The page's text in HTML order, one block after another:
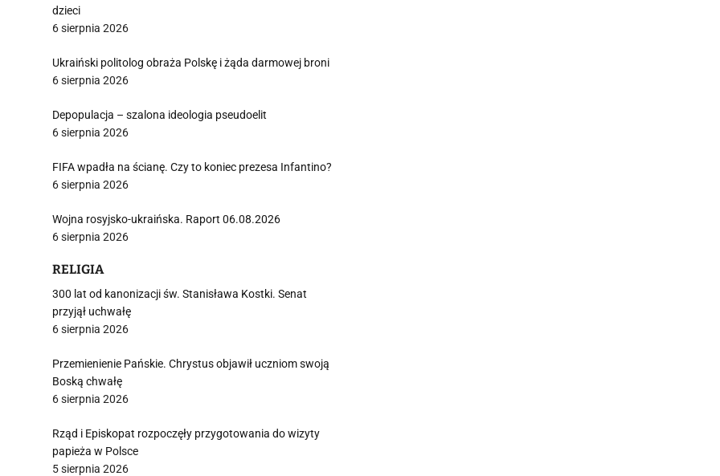
dzieci
6 sierpnia 2026
Ukraiński politolog obraża Polskę i żąda darmowej broni
6 sierpnia 2026
Depopulacja – szalona ideologia pseudoelit
6 sierpnia 2026
FIFA wpadła na ścianę. Czy to koniec prezesa Infantino?
6 sierpnia 2026
Wojna rosyjsko-ukraińska. Raport 06.08.2026
6 sierpnia 2026
RELIGIA
300 lat od kanonizacji św. Stanisława Kostki. Senat
przyjął uchwałę
6 sierpnia 2026
Przemienienie Pańskie. Chrystus objawił uczniom swoją
Boską chwałę
6 sierpnia 2026
Rząd i Episkopat rozpoczęły przygotowania do wizyty
papieża w Polsce
5 sierpnia 2026